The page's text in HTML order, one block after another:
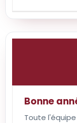
Bonne
Toute l'équipe